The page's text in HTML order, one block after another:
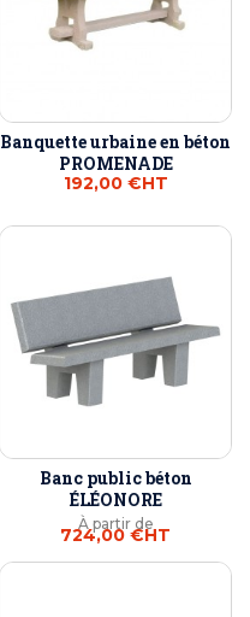
Banquette urbaine en béton
PROMENADE
192,00 €HT
Banc public béton
ÉLÉONORE
À partir de
724,00 €HT